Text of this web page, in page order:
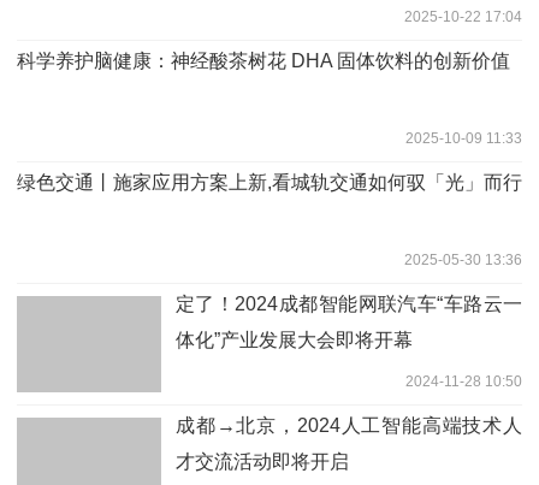
2025-10-22 17:04
科学养护脑健康：神经酸茶树花 DHA 固体饮料的创新价值
2025-10-09 11:33
绿色交通丨施家应用方案上新,看城轨交通如何驭「光」而行
2025-05-30 13:36
定了！2024成都智能网联汽车“车路云一
体化”产业发展大会即将开幕
2024-11-28 10:50
成都→北京，2024人工智能高端技术人
才交流活动即将开启